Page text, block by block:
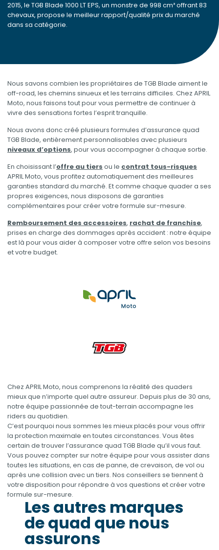
2015, le TGB Blade 1000 LT EPS, un monstre de 998 cm³ offrant 83
chevaux, propose le meilleur rapport/qualité prix du marché
dans sa catégorie.
Nous savons combien les propriétaires de TGB Blade aiment le
off-road, les chemins sinueux et les terrains difficiles. Chez APRIL
Moto, nous faisons tout pour vous permettre de continuer à
vivre des sensations fortes l’esprit tranquille.
Nous avons donc créé plusieurs formules d’assurance quad
TGB Blade, entièrement personnalisables avec plusieurs
niveaux d’options, pour vous accompagner à chaque sortie.
En choisissant l’offre au tiers ou le contrat tous-risques
APRIL Moto, vous profitez automatiquement des meilleures
garanties standard du marché. Et comme chaque quader a ses
propres exigences, nous disposons de garanties
complémentaires pour créer votre formule sur-mesure.
Remboursement des accessoires, rachat de franchise,
prises en charge des dommages après accident : notre équipe
est là pour vous aider à composer votre offre selon vos besoins
et votre budget.
Chez APRIL Moto, nous comprenons la réalité des quaders
mieux que n’importe quel autre assureur. Depuis plus de 30 ans,
notre équipe passionnée de tout-terrain accompagne les
riders au quotidien.
C’est pourquoi nous sommes les mieux placés pour vous offrir
la protection maximale en toutes circonstances. Vous êtes
certain de trouver l’assurance quad TGB Blade qu’il vous faut.
Vous pouvez compter sur notre équipe pour vous assister dans
toutes les situations, en cas de panne, de crevaison, de vol ou
après une collision avec un tiers. Nos conseillers se tiennent à
votre disposition pour répondre à vos questions et créer votre
formule sur-mesure.
Les autres marques
de quad que nous
assurons